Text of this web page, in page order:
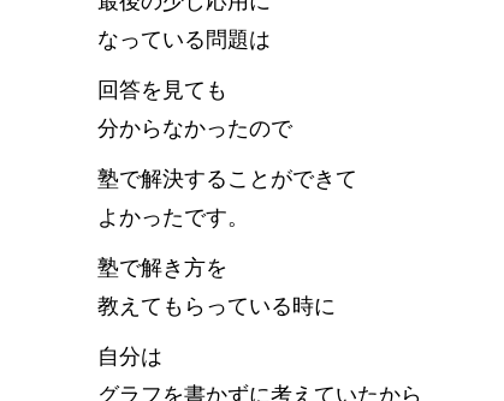
なっている問題は
回答を見ても
分からなかったので
塾で解決することができて
よかったです。
塾で解き方を
教えてもらっている時に
自分は
グラフを書かずに考えていたから